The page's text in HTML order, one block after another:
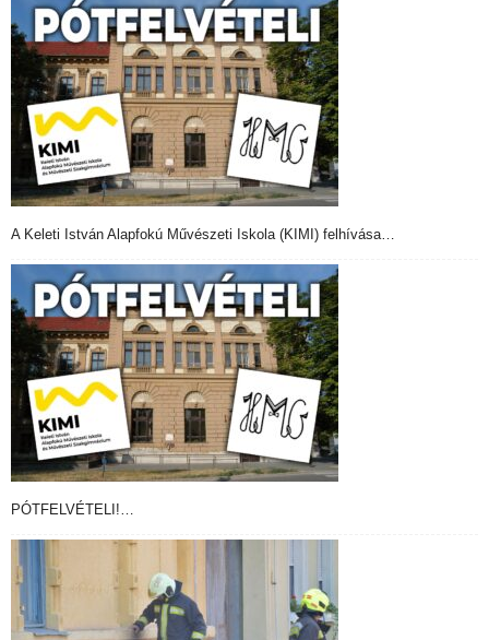
A Keleti István Alapfokú Művészeti Iskola (KIMI) felhívása…
PÓTFELVÉTELI!…